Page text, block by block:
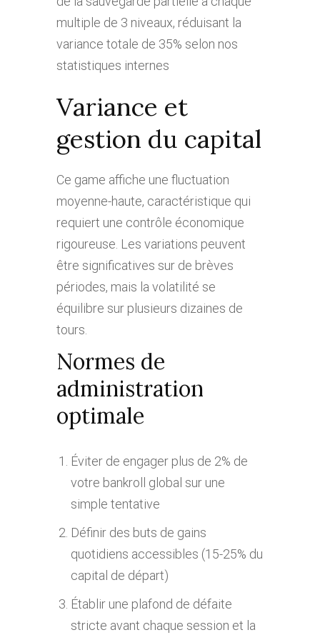
multiple de 3 niveaux, réduisant la
variance totale de 35% selon nos
statistiques internes
Variance et
gestion du capital
Ce game affiche une fluctuation
moyenne-haute, caractéristique qui
requiert une contrôle économique
rigoureuse. Les variations peuvent
être significatives sur de brèves
périodes, mais la volatilité se
équilibre sur plusieurs dizaines de
tours.
Normes de
administration
optimale
Éviter de engager plus de 2% de
votre bankroll global sur une
simple tentative
Définir des buts de gains
quotidiens accessibles (15-25% du
capital de départ)
Établir une plafond de défaite
stricte avant chaque session et la